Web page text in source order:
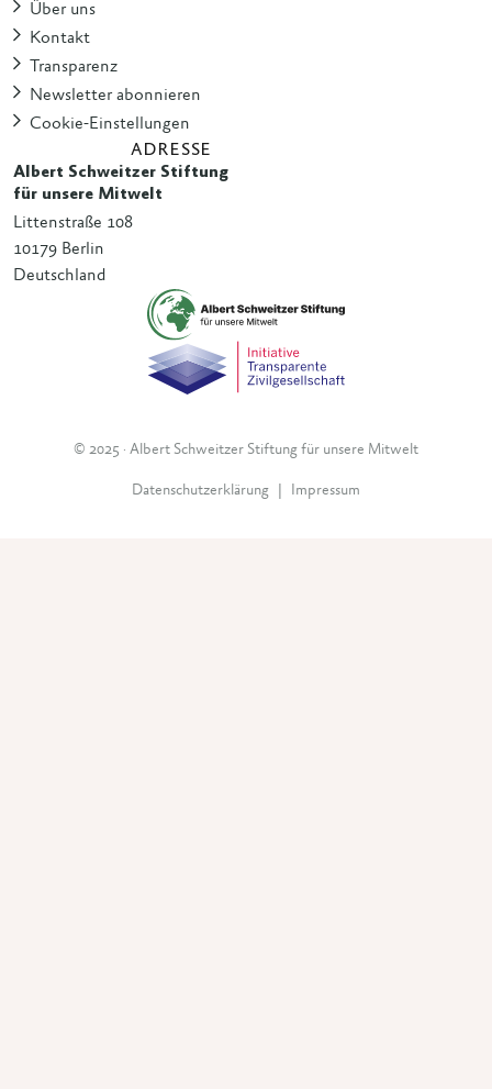
Über uns
Kontakt
Transparenz
Newsletter abonnieren
Cookie-Einstellungen
ADRESSE
Albert Schweitzer Stiftung
für unsere Mitwelt
Littenstraße 108
10179 Berlin
Deutschland
© 2025 · Albert Schweitzer Stiftung für unsere Mitwelt
Datenschutzerklärung Impressum